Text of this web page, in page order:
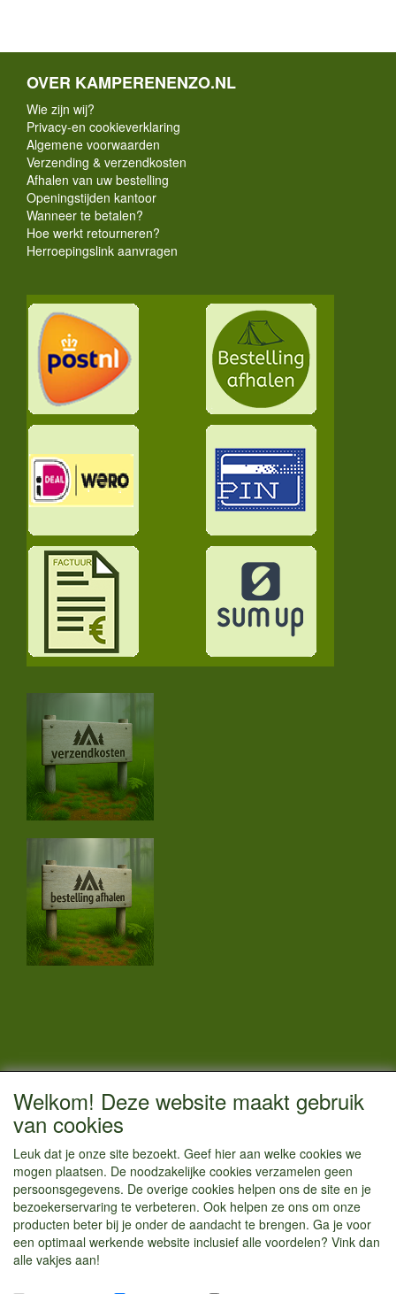
OVER KAMPERENENZO.NL
Wie zijn wij?
Privacy-en cookieverklaring
Algemene voorwaarden
Verzending & verzendkosten
Afhalen van uw bestelling
Openingstijden kantoor
Wanneer te betalen?
Hoe werkt retourneren?
Herroepingslink aanvragen
CONTACTGEGEVENS
Vestigingsadres:
Hoofdweg 36
1433 JW Kudelstaart
info@kamperenenzo.nl
Tel : 06 125 82 112
Handelend onder
Welkom! Deze website maakt gebruik
van cookies
Leuk dat je onze site bezoekt. Geef hier aan welke cookies we
mogen plaatsen. De noodzakelijke cookies verzamelen geen
persoonsgegevens. De overige cookies helpen ons de site en je
bezoekerservaring te verbeteren. Ook helpen ze ons om onze
producten beter bij je onder de aandacht te brengen. Ga je voor
een optimaal werkende website inclusief alle voordelen? Vink dan
alle vakjes aan!